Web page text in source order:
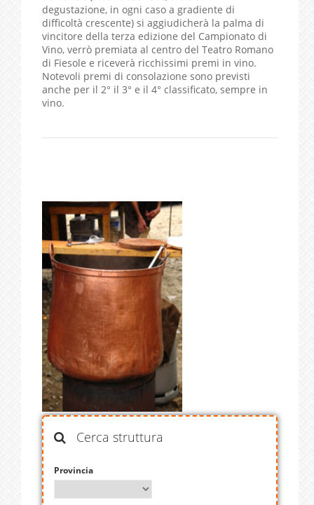
degustazione, in ogni caso a gradiente di
difficoltà crescente) si aggiudicherà la palma di
vincitore della terza edizione del Campionato di
Vino, verrò premiata al centro del Teatro Romano
di Fiesole e riceverà ricchissimi premi in vino.
Notevoli premi di consolazione sono previsti
anche per il 2° il 3° e il 4° classificato, sempre in
vino.
Cerca struttura
Provincia